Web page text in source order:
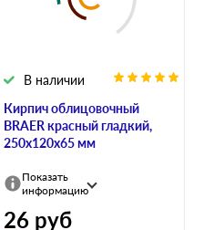
Кирпич облицовочный
BRAER красный гладкий,
250х120х65 мм
В наличии
Показать
информацию
26 руб